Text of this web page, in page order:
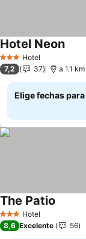
3 Estrellas
Hotel
Hotel Neon
7,2 37 a 1.1
Elige fechas
3 Estrellas
Hotel
The Patio
8,6 Excelente 56